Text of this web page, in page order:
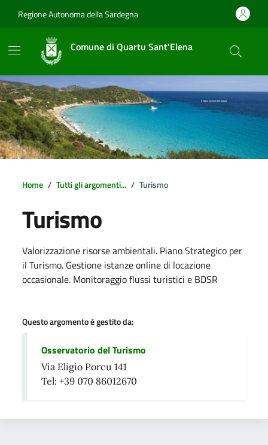
Regione Autonoma della Sardegna
Comune di Quartu Sant'Elena
Home Tutti gli argomenti... Turismo
Turismo
Dettagli della notizia
Valorizzazione risorse ambientali. Piano Strategico per
il Turismo. Gestione istanze online di locazione
occasionale. Monitoraggio flussi turistici e BDSR
Questo argomento è gestito da:
Osservatorio del Turismo
Via Eligio Porcu 141
Tel: +39 070 86012670